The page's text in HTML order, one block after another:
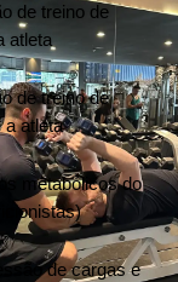
de treino de
atleta
de treino de
atleta
metabólicos do
de cargas e